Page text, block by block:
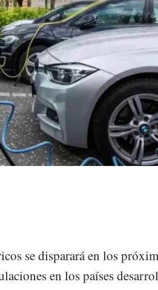
se disparará en los
en los países